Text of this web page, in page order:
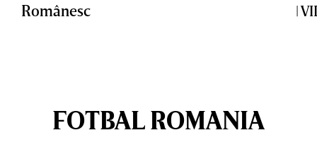
Românesc
|
FOTBAL ROMANIA